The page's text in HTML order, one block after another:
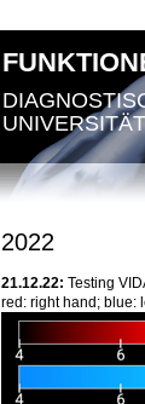
2022
21.12.22: Testing
red: right hand; blue: